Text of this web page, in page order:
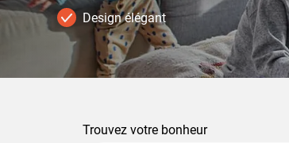
Design élégant
Trouvez votre bonheur